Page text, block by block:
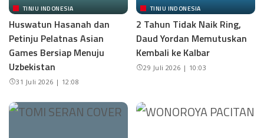
TINJU INDONESIA
Huswatun Hasanah dan
Petinju Pelatnas Asian
Games Bersiap Menuju
Uzbekistan
31 Juli 2026 | 12:08
TINJU INDONESIA
2 Tahun Tidak Naik Ring,
Daud Yordan Memutuskan
Kembali ke Kalbar
29 Juli 2026 | 10:03